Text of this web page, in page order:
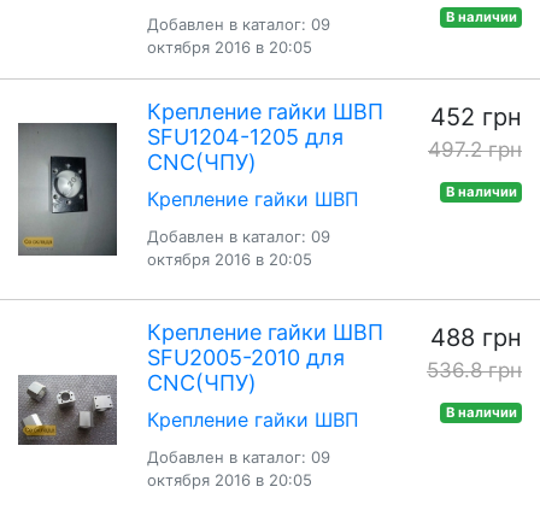
Добавлен в каталог: 09
октября 2016 в 20:05
В наличии
Крепление гайки ШВП
SFU1204-1205 для
CNC(ЧПУ)
Крепление гайки ШВП
Добавлен в каталог: 09
октября 2016 в 20:05
452 грн
497.2 грн
В наличии
Крепление гайки ШВП
SFU2005-2010 для
CNC(ЧПУ)
Крепление гайки ШВП
Добавлен в каталог: 09
октября 2016 в 20:05
488 грн
536.8 грн
В наличии